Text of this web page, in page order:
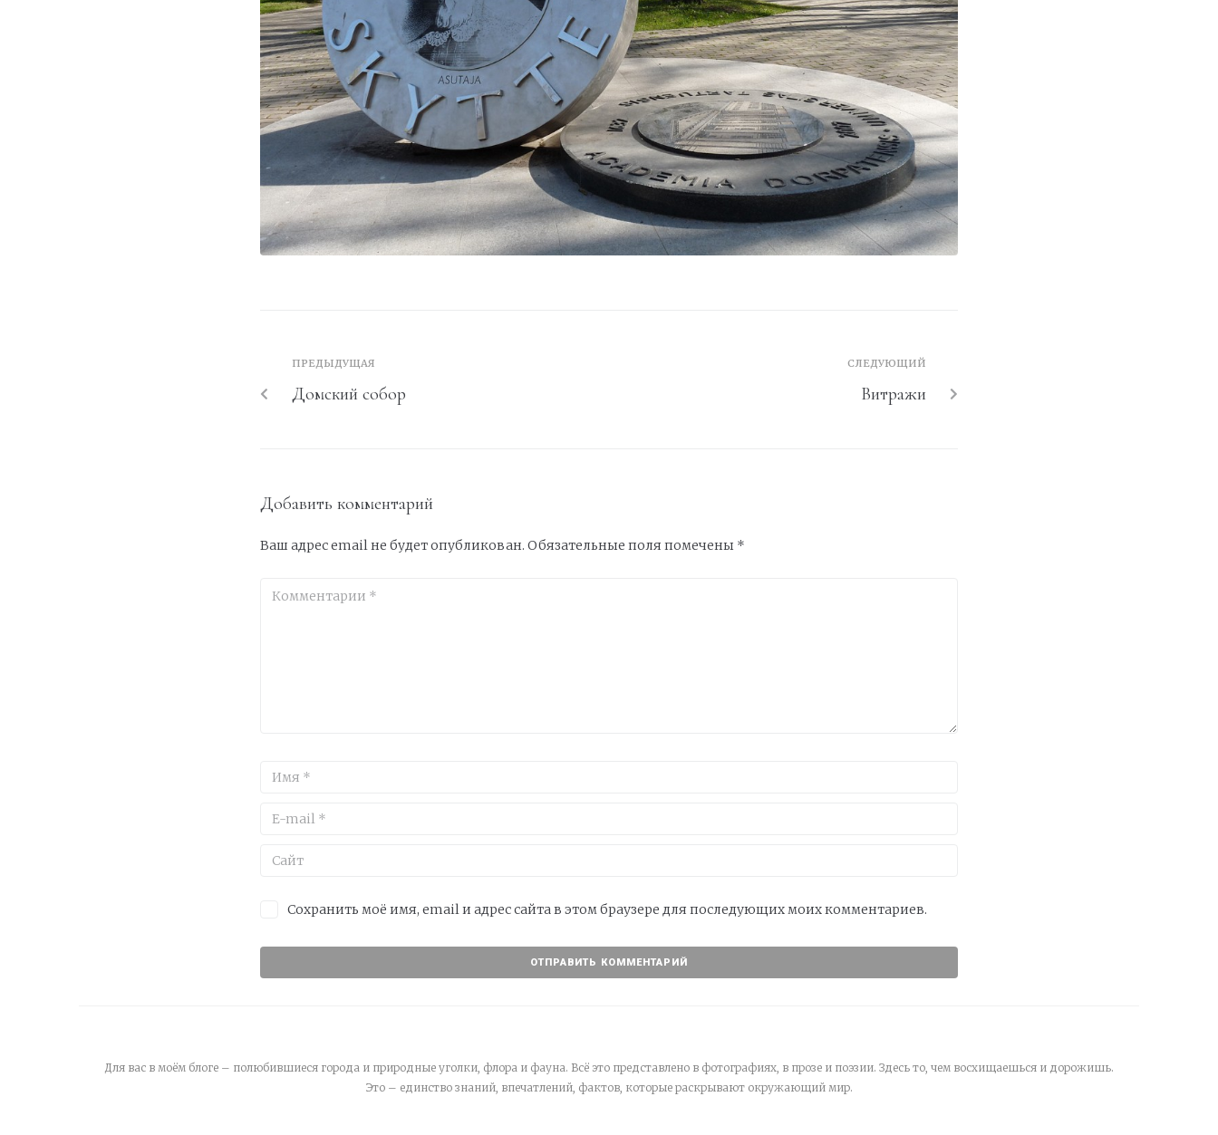
ПРЕДЫДУЩАЯ
Домский собор
СЛЕДУЮЩИЙ
Витражи
Добавить комментарий
Ваш адрес email не будет опубликован. Обязательные поля помечены *
Сохранить моё имя, email и адрес сайта в этом браузере для последующих моих комментариев.
Для вас в моём блоге – полюбившиеся города и природные уголки, флора и фауна. Всё это представлено в фотографиях, в прозе и поэзии. Здесь то, чем восхищаешься и дорожишь.
Это – единство знаний, впечатлений, фактов, которые раскрывают окружающий мир.